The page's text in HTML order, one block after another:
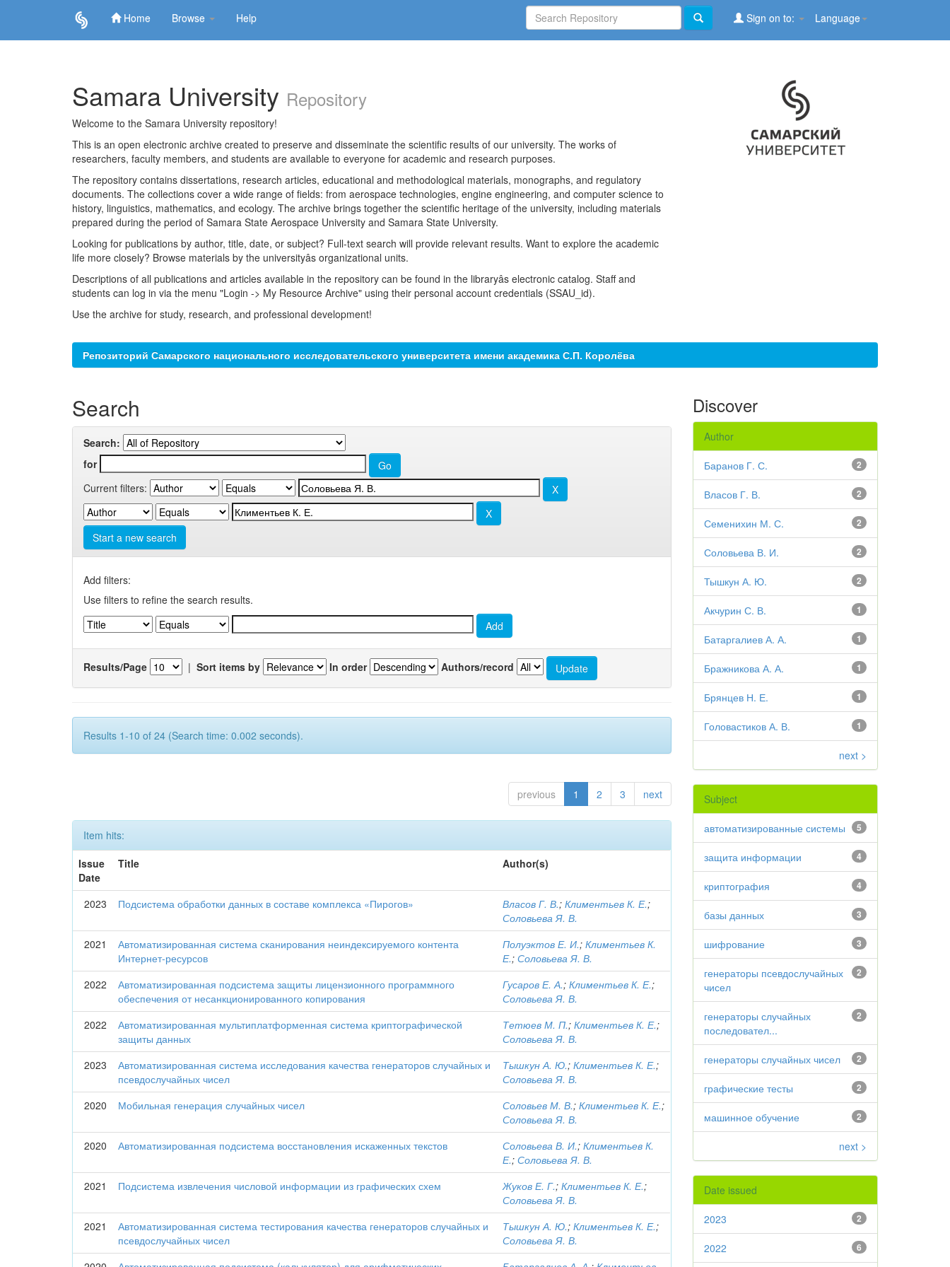
Home Browse Help Language
Sign on to:
Samara University Repository
Welcome to the Samara University repository!
This is an open electronic archive created to preserve and disseminate the scientific results of our university. The works of
researchers, faculty members, and students are available to everyone for academic and research purposes.
The repository contains dissertations, research articles, educational and methodological materials, monographs, and regulatory
documents. The collections cover a wide range of fields: from aerospace technologies, engine engineering, and computer science to
history, linguistics, mathematics, and ecology. The archive brings together the scientific heritage of the university, including materials
prepared during the period of Samara State Aerospace University and Samara State University.
Looking for publications by author, title, date, or subject? Full-text search will provide relevant results. Want to explore the academic
life more closely? Browse materials by the universityâs organizational units.
Descriptions of all publications and articles available in the repository can be found in the libraryâs electronic catalog. Staff and
students can log in via the menu "Login -> My Resource Archive" using their personal account credentials (SSAU_id).
Use the archive for study, research, and professional development!
Репозиторий Самарского национального исследовательского университета имени академика С.П. Королёва
Search
Search:
for
Current filters:
Start a new search
Add filters:
Use filters to refine the search results.
Results/Page | Sort items by In order Authors/record
Results 1-10 of 24 (Search time: 0.002 seconds).
previous 1 2 3 next
Item hits:
Issue
Date
Title Author(s)
2023 Подсистема обработки данных в составе комплекса «Пирогов» Власов Г. В.;Климентьев К. Е.;
Соловьева Я. В.
2021
Автоматизированная система сканирования неиндексируемого контента
Интернет-ресурсов
Полуэктов Е. И.;Климентьев К.
Е.;Соловьева Я. В.
2022
Автоматизированная подсистема защиты лицензионного программного
обеспечения от несанкционированного копирования
Гусаров Е. А.;Климентьев К. Е.;
Соловьева Я. В.
2022
Автоматизированная мультиплатформенная система криптографической
защиты данных
Тетюев М. П.;Климентьев К. Е.;
Соловьева Я. В.
2023
Автоматизированная система исследования качества генераторов случайных и
псевдослучайных чисел
Тышкун А. Ю.;Климентьев К. Е.;
Соловьева Я. В.
2020
Мобильная генерация случайных чисел Соловьев М. В.;Климентьев К. Е.;
Соловьева Я. В.
2020
Автоматизированная подсистема восстановления искаженных текстов Соловьева В. И.;Климентьев К.
Е.;Соловьева Я. В.
2021
Подсистема извлечения числовой информации из графических схем Жуков Е. Г.;Климентьев К. Е.;
Соловьева Я. В.
2021
Автоматизированная система тестирования качества генераторов случайных и
псевдослучайных чисел
Тышкун А. Ю.;Климентьев К. Е.;
Соловьева Я. В.
Discover
Author
2
Баранов Г. С.
2
Власов Г. В.
2
Семенихин М. С.
2
Соловьева В. И.
2
Тышкун А. Ю.
1
Акчурин С. В.
1
Батаргалиев А. А.
1
Бражникова А. А.
1
Брянцев Н. Е.
1
Головастиков А. В.
next >
Subject
5
автоматизированные системы
4
защита информации
4
криптография
3
базы данных
3
шифрование
2
генераторы псевдослучайных
чисел
2
генераторы случайных
последовател...
2
генераторы случайных чисел
2
графические тесты
2
машинное обучение
next >
Date issued
2
2023
6
2022